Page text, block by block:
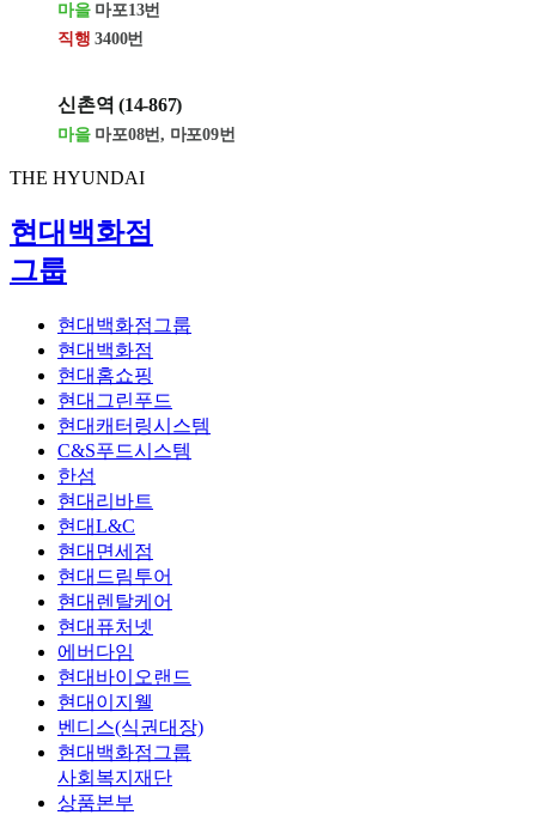
마을 마포13번
직행3400번
신촌역 (14-867)
마을 마포08번, 마포09번
THE HYUNDAI
현대백화점
그룹
현대백화점그룹
현대백화점
현대홈쇼핑
현대그린푸드
현대캐터링시스템
C&S푸드시스템
한섬
현대리바트
현대L&C
현대면세점
현대드림투어
현대렌탈케어
현대퓨처넷
에버다임
현대바이오랜드
현대이지웰
벤디스(식권대장)
현대백화점그룹
사회복지재단
상품본부